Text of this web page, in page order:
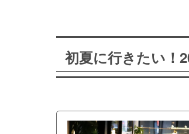
初夏に行きたい！